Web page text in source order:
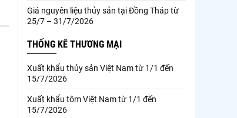
Giá nguyên liệu thủy sản tại Đồng Tháp từ
25/7 – 31/7/2026
THỐNG KÊ THƯƠNG MẠI
Xuất khẩu thủy sản Việt Nam từ 1/1 đến
15/7/2026
Xuất khẩu tôm Việt Nam từ 1/1 đến
15/7/2026